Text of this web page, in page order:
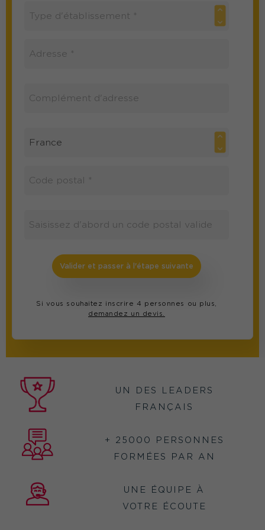
Valider et passer à l'étape suivante
Si vous souhaitez inscrire 4 personnes ou plus,
demandez un devis.
UN DES LEADERS
FRANÇAIS
+ 25000 PERSONNES
FORMÉES PAR AN
UNE ÉQUIPE À
VOTRE ÉCOUTE